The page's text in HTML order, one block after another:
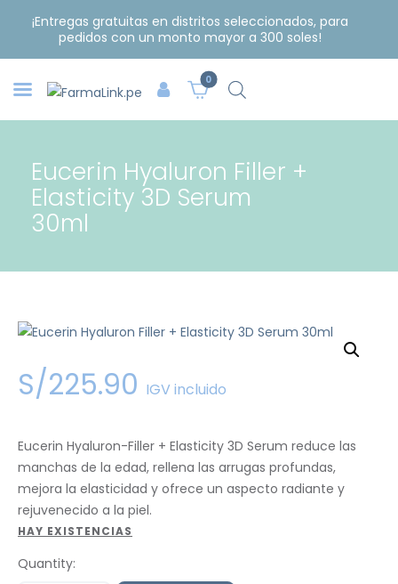
¡Entregas gratuitas en distritos seleccionados, para
pedidos con un monto mayor a 300 soles!
0
Eucerin Hyaluron Filler +
Elasticity 3D Serum
30ml
S/225.90 IGV incluido
Eucerin Hyaluron-Filler + Elasticity 3D Serum reduce las
manchas de la edad, rellena las arrugas profundas,
mejora la elasticidad y ofrece un aspecto radiante y
rejuvenecido a la piel.
HAY EXISTENCIAS
Quantity: